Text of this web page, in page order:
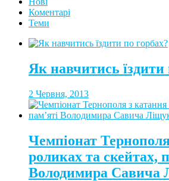
Коментарі
Теми
Як навчитись їздити
2 Червня, 2013
Чемпіонат
роликах та скейтах,
Володимира Савича